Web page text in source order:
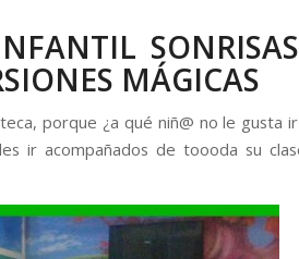
MÁGICAS
porque ¿a qué niñ@ no le gusta
ir acompañados de toooda su